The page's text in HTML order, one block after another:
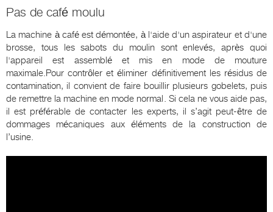
Pas de café moulu
La machine à café est démontée, à l'aide d'un aspirateur et d'une
brosse, tous les sabots du moulin sont enlevés, après quoi
l'appareil est assemblé et mis en mode de mouture
maximale.Pour contrôler et éliminer définitivement les résidus de
contamination, il convient de faire bouillir plusieurs gobelets, puis
de remettre la machine en mode normal. Si cela ne vous aide pas,
il est préférable de contacter les experts, il s’agit peut-être de
dommages mécaniques aux éléments de la construction de
l’usine.